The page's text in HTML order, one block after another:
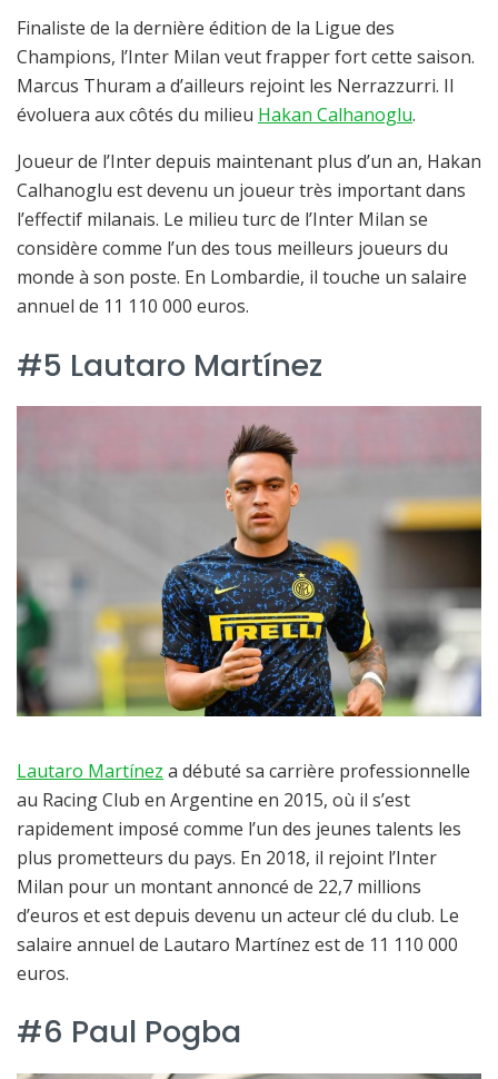
Finaliste de la dernière édition de la Ligue des
Champions, l’Inter Milan veut frapper fort cette saison.
Marcus Thuram a d’ailleurs rejoint les Nerrazzurri. Il
évoluera aux côtés du milieu Hakan Calhanoglu.
Joueur de l’Inter depuis maintenant plus d’un an, Hakan
Calhanoglu est devenu un joueur très important dans
l’effectif milanais. Le milieu turc de l’Inter Milan se
considère comme l’un des tous meilleurs joueurs du
monde à son poste. En Lombardie, il touche un salaire
annuel de 11 110 000 euros.
#5 Lautaro Martínez
Lautaro Martínez a débuté sa carrière professionnelle
au Racing Club en Argentine en 2015, où il s’est
rapidement imposé comme l’un des jeunes talents les
plus prometteurs du pays. En 2018, il rejoint l’Inter
Milan pour un montant annoncé de 22,7 millions
d’euros et est depuis devenu un acteur clé du club. Le
salaire annuel de Lautaro Martínez est de 11 110 000
euros.
#6 Paul Pogba